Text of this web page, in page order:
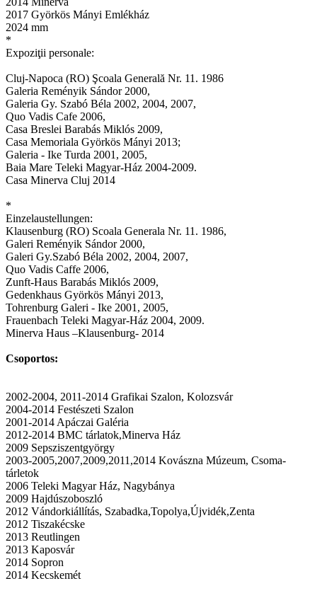
2017 Györkös Mányi Emlékház
2024 mm
*
Expoziţii personale:
Cluj-Napoca (RO) Şcoala Generală Nr. 11. 1986
Galeria Reményik Sándor 2000,
Galeria Gy. Szabó Béla 2002, 2004, 2007,
Quo Vadis Cafe 2006,
Casa Breslei Barabás Miklós 2009,
Casa Memoriala Györkös Mányi 2013;
Galeria - Ike Turda 2001, 2005,
Baia Mare Teleki Magyar-Ház 2004-2009.
Casa Minerva Cluj 2014
*
Einzelaustellungen:
Klausenburg (RO) Scoala Generala Nr. 11. 1986,
Galeri Reményik Sándor 2000,
Galeri Gy.Szabó Béla 2002, 2004, 2007,
Quo Vadis Caffe 2006,
Zunft-Haus Barabás Miklós 2009,
Gedenkhaus Györkös Mányi 2013,
Tohrenburg Galeri - Ike 2001, 2005,
Frauenbach Teleki Magyar-Ház 2004, 2009.
Minerva Haus –Klausenburg- 2014
Csoportos:
2002-2004, 2011-2014 Grafikai Szalon, Kolozsvár
2004-2014 Festészeti Szalon
2001-2014 Apáczai Galéria
2012-2014 BMC tárlatok,Minerva Ház
2009 Sepsziszentgyörgy
2003-2005,2007,2009,2011,2014 Kovászna Múzeum, Csoma-
tárletok
2006 Teleki Magyar Ház, Nagybánya
2009 Hajdúszoboszló
2012 Vándorkiállítás, Szabadka,Topolya,Újvidék,Zenta
2012 Tiszakécske
2013 Reutlingen
2013 Kaposvár
2014 Sopron
2014 Kecskemét